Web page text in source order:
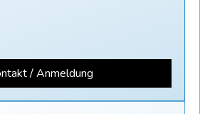
/ Anmeldung